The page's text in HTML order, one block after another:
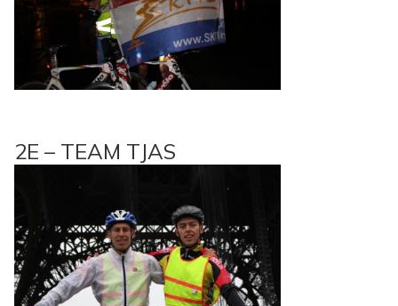
2E – TEAM TJAS